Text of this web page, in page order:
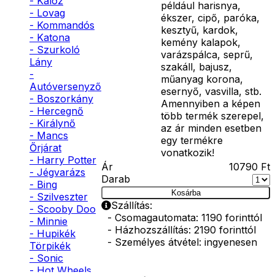
- Lovag
- Kommandós
- Katona
- Szurkoló
Lány
-
Autóversenyző
- Boszorkány
- Hercegnő
- Királynő
- Mancs
Őrjárat
- Harry Potter
- Jégvarázs
- Bing
- Szilveszter
- Scooby Doo
- Minnie
- Hupikék
Törpikék
- Sonic
- Hot Wheels
például harisnya,
ékszer, cipő, paróka,
kesztyű, kardok,
kemény kalapok,
varázspálca, seprű,
szakáll, bajusz,
műanyag korona,
esernyő, vasvilla, stb.
Amennyiben a képen
több termék szerepel,
az ár minden esetben
egy termékre
vonatkozik!
Ár
10790 Ft
Darab
Kosárba
Szállítás:
- Csomagautomata: 1190 forinttól
- Házhozszállítás: 2190 forinttól
- Személyes átvétel: ingyenesen